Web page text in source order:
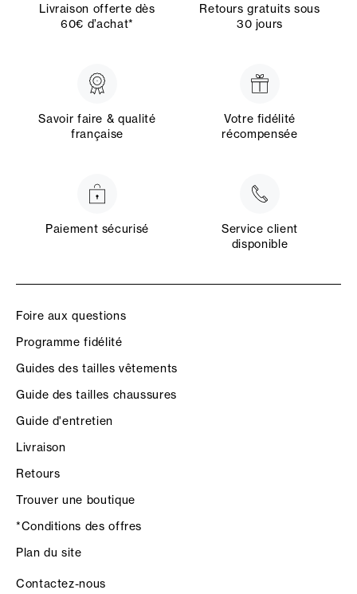
Livraison offerte dès
60€ d’achat*
Retours gratuits sous
30 jours
Savoir faire & qualité
française
Votre fidélité
récompensée
Paiement sécurisé
Service client
disponible
Foire aux questions
Programme fidélité
Guides des tailles vêtements
Guide des tailles chaussures
Guide d'entretien
Livraison
Retours
Trouver une boutique
*Conditions des offres
Plan du site
Contactez-nous